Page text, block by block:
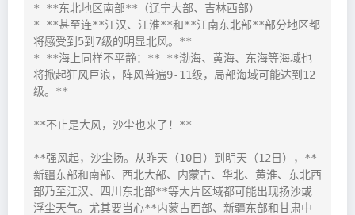
* **东北地区南部**（辽宁大部、吉林西部）
* **甚至连**江汉、江淮**和**江南东北部**部分地区都
将感受到5到7级的明显北风。**
* **海上同样不平静：** **渤海、黄海、东海等海域也
将掀起狂风巨浪，阵风普遍9-11级，局部海域可能达到12
级。**
**不止是大风，沙尘也来了！**
**强风起，沙尘扬。从昨天（10日）到明天（12日），**
新疆东部和南部、西北大部、内蒙古、华北、黄淮、东北西
部乃至江汉、四川东北部**等大片区域都可能出现扬沙或
浮尘天气。尤其要当心**内蒙古西部、新疆东部和甘肃中